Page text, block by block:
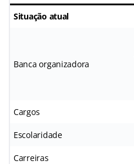
Situação atual
Banca organizadora
Cargos
Escolaridade
Carreiras